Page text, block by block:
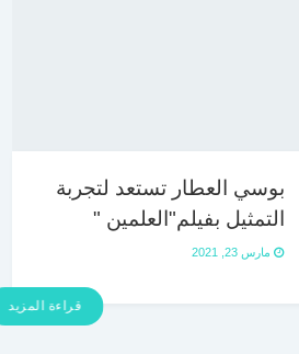
بوسي العطار تستعد لتجربة
التمثيل بفيلم"العلمين "
مارس 23, 2021
قراءة المزيد